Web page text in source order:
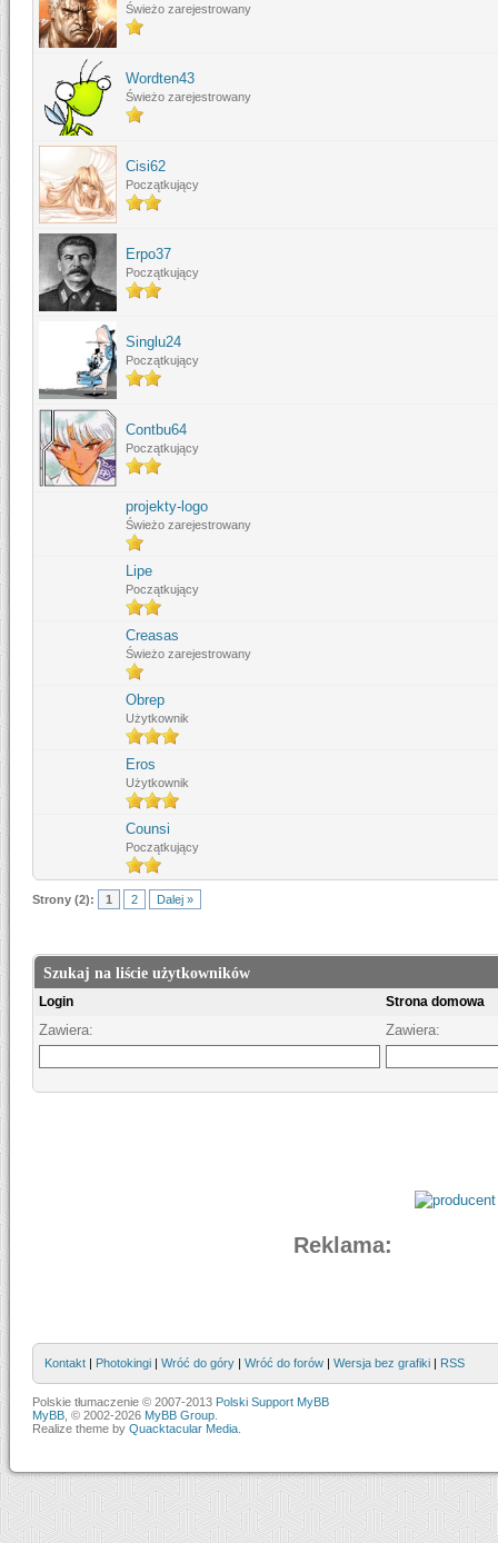
Świeżo zarejestrowany
Wordten43
Świeżo zarejestrowany
Cisi62
Początkujący
Erpo37
Początkujący
Singlu24
Początkujący
Contbu64
Początkujący
projekty-logo
Świeżo zarejestrowany
Lipe
Początkujący
Creasas
Świeżo zarejestrowany
Obrep
Użytkownik
Eros
Użytkownik
Counsi
Początkujący
Strony (2): 1 2 Dalej »
Szukaj na liście użytkowników
Login Strona domowa
Zawiera: Zawiera:
Reklama:
Kontakt | Photokingi | Wróć do góry | Wróć do forów | Wersja bez grafiki | RSS
Polskie tłumaczenie © 2007-2013 Polski Support MyBB
MyBB , © 2002-2026 MyBB Group
Realize theme by Quacktacular Media